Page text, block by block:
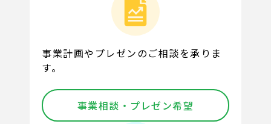
事業計画やプレゼンのご相談を承りま
す。
事業相談・プレゼン希望